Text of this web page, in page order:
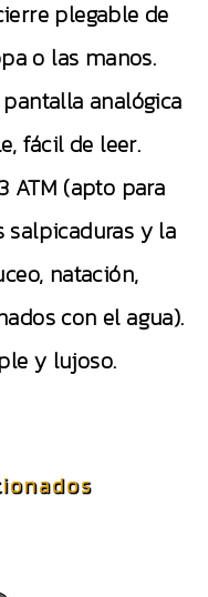
plegable de
o las manos.
analógica
fácil de leer.
ATM (apto para
salpicaduras y la
natación,
con el agua).
y lujoso.